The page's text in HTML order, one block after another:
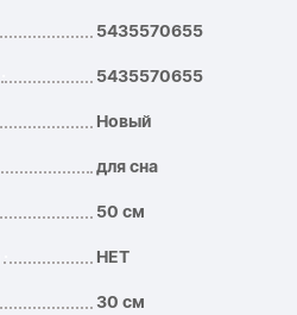
5435570655
5435570655
Новый
для сна
50 см
НЕТ
30 см